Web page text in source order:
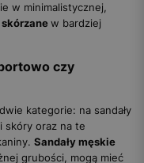
w minimalistycznej,
skórzanew bardziej
czy
kategorie: na sandały
skóry oraz na te
Sandały męskie
grubości, mogą mieć